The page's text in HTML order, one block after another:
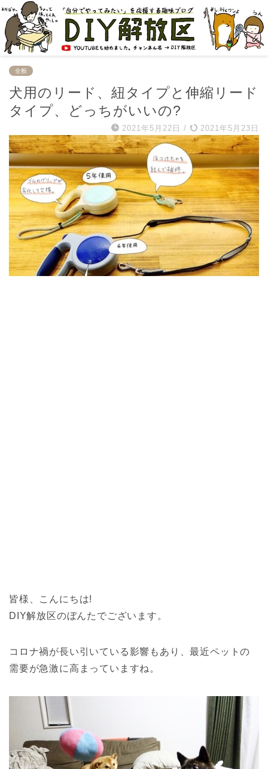
全般
犬用のリード、紐タイプと伸縮リード
タイプ、どっちがいいの?
2021年5月22日 / 2021年5月23日
皆様、こんにちは!
DIY解放区のぼんたでございます。
コロナ禍が長い引いている影響もあり、最近ペットの
需要が急激に高まっていますね。